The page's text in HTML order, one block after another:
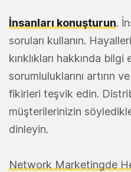
İnsanları konuşturun.
soruları kullanın.
kırıklıkları hakkında bilgi
sorumluluklarını artırın
fikirleri teşvik edin.
müşterilerinizin
dinleyin.
Network Marketingde